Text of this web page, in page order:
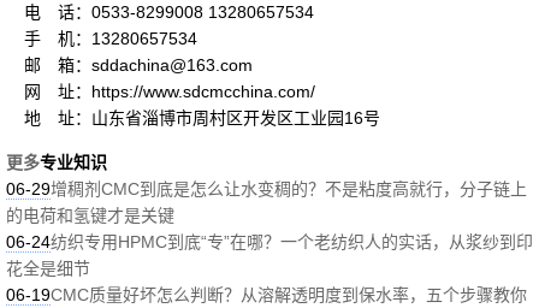
电 话：0533-8299008 13280657534
手 机：13280657534
邮 箱：sddachina@163.com
网 址：https://www.sdcmcchina.com/
地 址：山东省淄博市周村区开发区工业园16号
更多专业知识
06-29增稠剂CMC到底是怎么让水变稠的？不是粘度高就行，分子链上
的电荷和氢键才是关键
06-24纺织专用HPMC到底“专”在哪？一个老纺织人的实话，从浆纱到印
花全是细节
06-19CMC质量好坏怎么判断？从溶解透明度到保水率，五个步骤教你